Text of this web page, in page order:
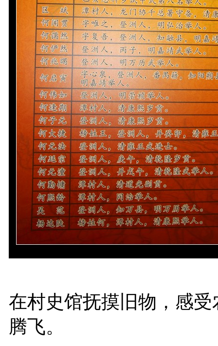
在村史馆抚摸旧物，感
腾飞。